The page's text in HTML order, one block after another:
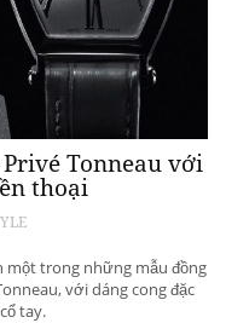
Tonneau với
thoại
một trong những mẫu đồng
với dáng cong đặc
tay.